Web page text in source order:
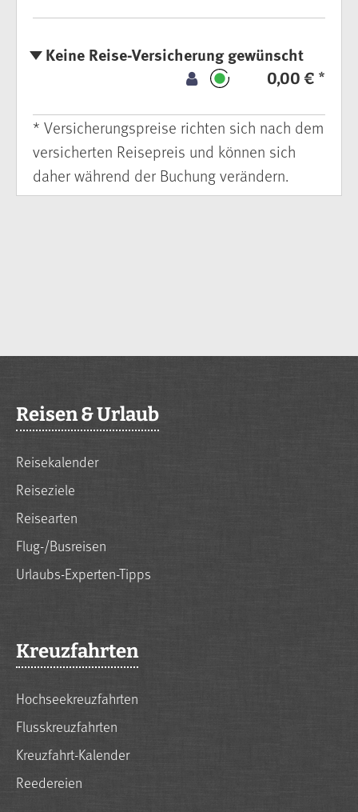
Keine Reise-Versicherung gewünscht
0,00 € *
* Versicherungspreise richten sich nach dem
versicherten Reisepreis und können sich
daher während der Buchung verändern.
Reisen & Urlaub
Reisekalender
Reiseziele
Reisearten
Flug-/Busreisen
Urlaubs-Experten-Tipps
Kreuzfahrten
Hochseekreuzfahrten
Flusskreuzfahrten
Kreuzfahrt-Kalender
Reedereien